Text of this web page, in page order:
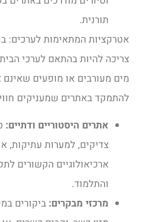
תורנית.
אטרקציות המתאימות לערכים:
צריכה להיות בהתאם לערכי
מים מעורבים או מופעים שאינם
להתמקד באתרים שמעניקים
אתרים היסטוריים ודתיים:
צדיקים, למערות עתיקות,
ארכיאולוגיים הקשורים
והתלמוד.
מרכזי מבקרים: ביקורים